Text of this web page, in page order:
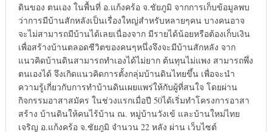
ดินของ ตนเอง ในพื้นที่ อ.แก้งคร้อ จ.ชัยภูมิ จากการเก็บข้อมูลพบ
ว่าการมีบ้านสักหลังเป็นเรื่องใหญ่สำหรับหลายๆคน บางคนอาจ
จะไม่สามารถมีบ้านได้เลยเนื่องจาก มีรายได้น้อยหรือต้องเก็บเงิน
เพื่อสร้างบ้านตลอดชีวิตของคนๆหนึ่งจึงจะมีบ้านสักหลัง จาก
แนวคิดบ้านดินสามารถทำเองได้ไม่ยาก ต้นทุนไม่แพง สามารถพึ่ง
ตนเองได้ จึงเกิดแนวคิดการตั้งกลุ่มบ้านดินไทยขึ้น เพื่อจะนำ
ความรู้เกี่ยวกับการทำบ้านดินเผยแพร่ให้กับผู้ที่สนใจ โดยผ่าน
กิจกรรมอาสาสมัคร ในช่วงแรกเมื่อปี 50ได้เริ่มทำโครงการอาสา
สร้าง บ้านดินให้คนไร้บ้าน ณ. หมู่บ้านวังเข้ และบ้านใหม่ไทย
เจริญ อ.แก้งคร้อ จ.ชัยภูมิ จำนวน 22 หลัง ผ่าน เว็บไซต์